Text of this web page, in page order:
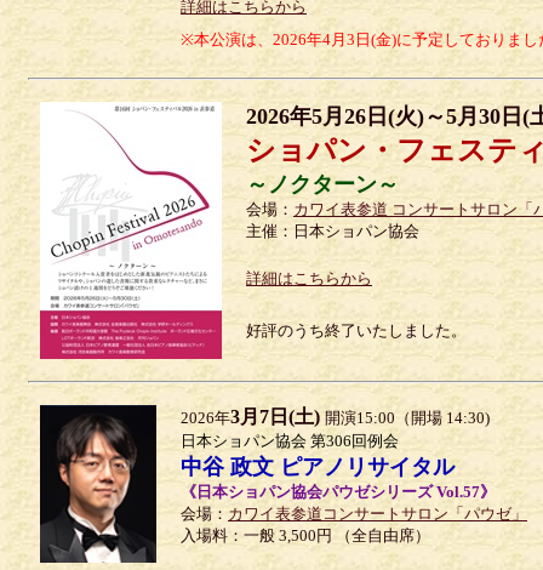
詳細はこちらから
※本公演は、2026年4月3日(金)に予定しておりま
2026年5月26日(火)～5月30日(
ショパン・フェステ
～ノクターン～
会場： カワイ表参道 コンサートサロン「
主催：日本ショパン協会
詳細はこちらから
好評のうち終了いたしました。
2026年3月7日(土) 開演15:00（開場 14:30)
日本ショパン協会 第306回例会
中谷 政文 ピアノリサイタル
《日本ショパン協会パウゼシリーズ Vol.57》
会場： カワイ表参道コンサートサロン「パウゼ」
入場料：一般 3,500円 （全自由席）